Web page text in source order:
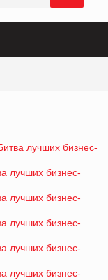
лучших бизнес-
лучших бизнес-
лучших бизнес-
лучших бизнес-
лучших бизнес-
лучших бизнес-